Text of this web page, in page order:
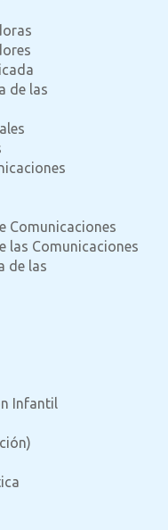
de las
Comunicaciones
las Comunicaciones
de las
Infantil